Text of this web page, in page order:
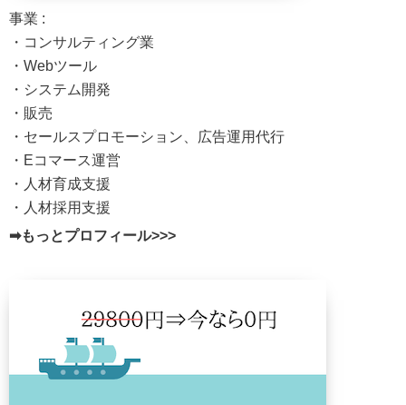
事業 :
・コンサルティング業
・Webツール
・システム開発
・販売
・セールスプロモーション、広告運用代行
・Eコマース運営
・人材育成支援
・人材採用支援
➡もっとプロフィール>>>